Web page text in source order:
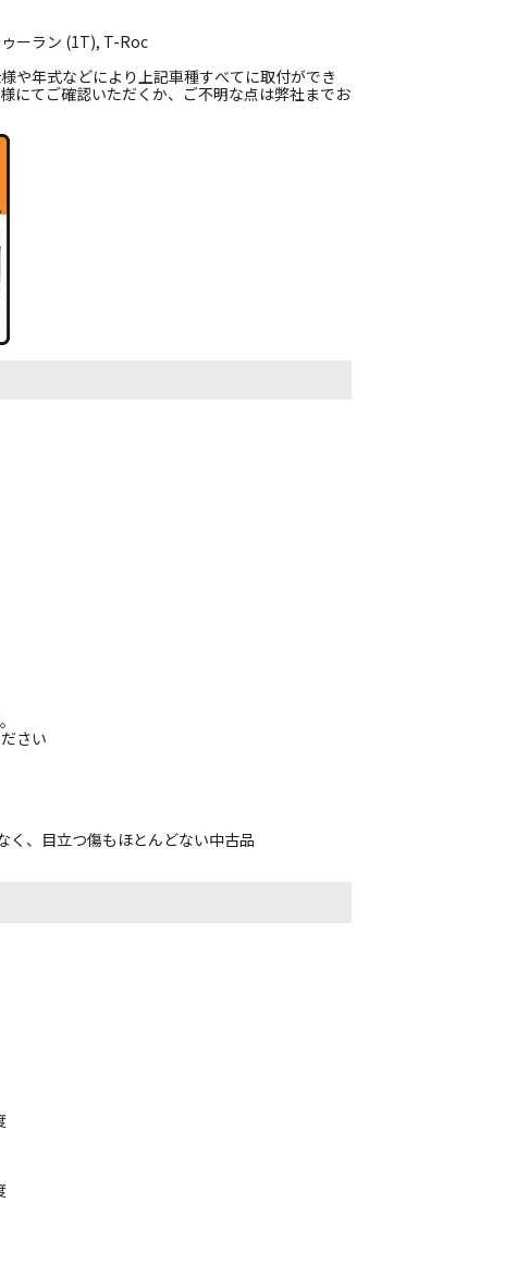
ゥーラン (1T), T-Roc
や年式などにより上記車種すべてに取付ができ
にてご確認いただくか、ご不明な点は弊社までお
さい
く、目立つ傷もほとんどない中古品